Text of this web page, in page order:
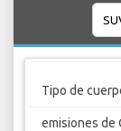
Tipo de
emisiones de